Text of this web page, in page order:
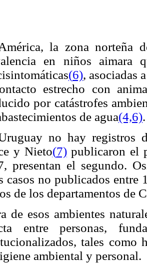
la zona norteña
en niños aimara
(6), asociadas
estrecho con
por catástrofes
de agua(4,6).
no hay registros
y Nieto(7)publicaron el
presentan el segundo.
casos no publicados entre
de los departamentos de
de esos ambientes
entre personas,
tales como
ambiental y personal.